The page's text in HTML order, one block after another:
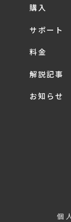
購入
サポート
料金
解説記事
お知らせ
個